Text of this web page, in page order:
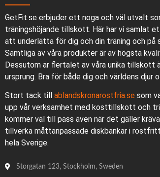
GetFit.se erbjuder ett noga och väl utvalt
träningshöjande tillskott. Här har vi samlat
att underlätta för dig och din träning och på
Samtliga av våra produkter är av högsta
Dessutom är flertalet av våra unika tillskott
ursprung. Bra för både dig och världens djur
Stort tack till ablandskronarostfria.se som
upp vår verksamhet med kosttillskott och
kommer väl till pass även när det gäller
tillverka måttanpassade diskbänkar i
hela Sverige.
Storgatan 123, Stockholm, Sweden